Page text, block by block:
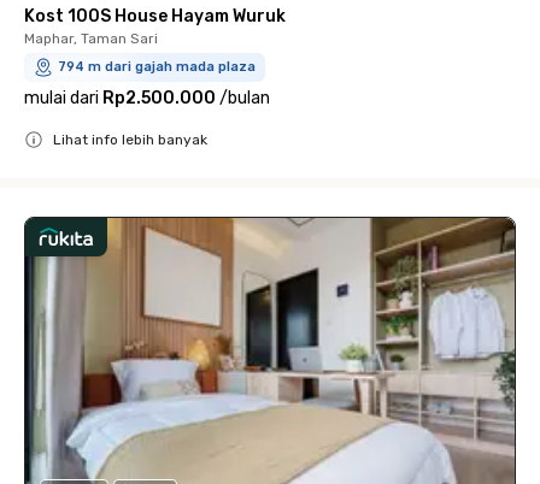
Kost 100S House Hayam Wuruk
Maphar, Taman Sari
794 m dari gajah mada plaza
mulai dari Rp2.500.000 /bulan
Lihat info lebih banyak